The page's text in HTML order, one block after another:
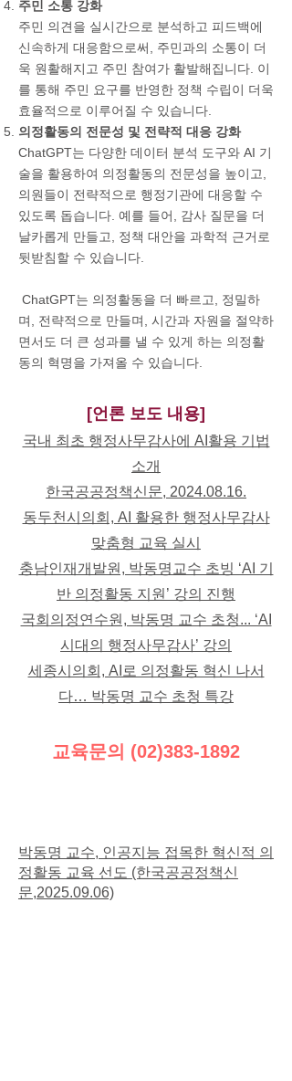
주민 소통 강화
주민 의견을 실시간으로 분석하고 피드백에
신속하게 대응함으로써, 주민과의 소통이 더
욱 원활해지고 주민 참여가 활발해집니다. 이
를 통해 주민 요구를 반영한 정책 수립이 더욱
효율적으로 이루어질 수 있습니다.
의정활동의 전문성 및 전략적 대응 강화
ChatGPT는 다양한 데이터 분석 도구와 AI 기
술을 활용하여 의정활동의 전문성을 높이고,
의원들이 전략적으로 행정기관에 대응할 수
있도록 돕습니다. 예를 들어, 감사 질문을 더
날카롭게 만들고, 정책 대안을 과학적 근거로
뒷받침할 수 있습니다.
ChatGPT는 의정활동을 더 빠르고, 정밀하
며, 전략적으로 만들며, 시간과 자원을 절약하
면서도 더 큰 성과를 낼 수 있게 하는 의정활
동의 혁명을 가져올 수 있습니다.
[언론 보도 내용]
국내 최초 행정사무감사에 AI활용 기법
소개
​한국공공정책신문, 2024.08.16.
동두천시의회, AI 활용한 행정사무감사
맞춤형 교육 실시
충남인재개발원, 박동명교수 초빙 ‘AI 기
반 의정활동 지원’ 강의 진행
국회의정연수원, 박동명 교수 초청... ‘AI
시대의 행정사무감사’ 강의
세종시의회, AI로 의정활동 혁신 나서
다… 박동명 교수 초청 특강
교육문의 (02)383-1892
박동명 교수, 인공지능 접목한 혁신적 의
정활동 교육 선도 (한국공공정책신
문,2025.09.06)